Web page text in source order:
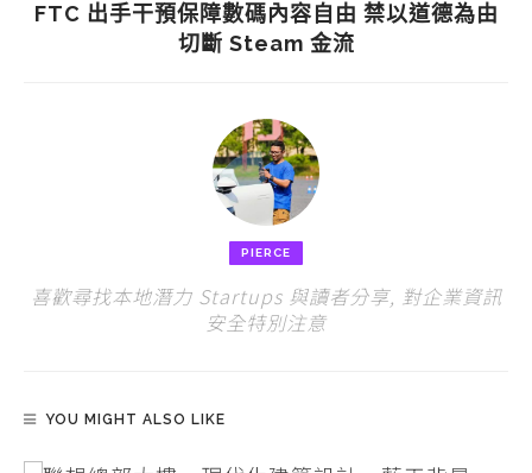
FTC 出手干預保障數碼內容自由 禁以道德為由
切斷 Steam 金流
PIERCE
喜歡尋找本地潛力 Startups 與讀者分享, 對企業資訊
安全特別注意
YOU MIGHT ALSO LIKE